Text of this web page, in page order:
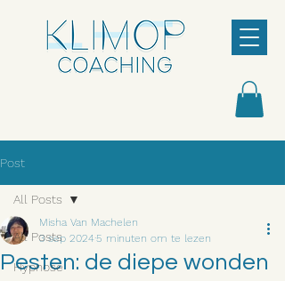
Post
All Posts
Hypnose
All Posts
Pesten: de diepe wonden
Misha Van Machelen
3 sep 20245 minuten om te lezen